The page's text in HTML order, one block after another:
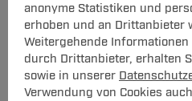
anonyme Statistiken und
erhoben und an Drittanbieter
Weitergehende
durch Drittanbieter, erhalten
sowie in unserer
Verwendung von Cookies auch
G3 Dachträger Clop
- 10.2014
mit offener Dachreling